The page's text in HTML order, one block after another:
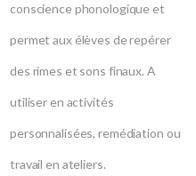
conscience phonologique et
permet aux élèves de repérer
des rimes et sons finaux. A
utiliser en activités
personnalisées, remédiation ou
travail en ateliers.